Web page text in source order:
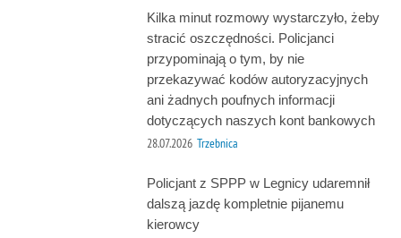
Kilka minut rozmowy wystarczyło, żeby
stracić oszczędności. Policjanci
przypominają o tym, by nie
przekazywać kodów autoryzacyjnych
ani żadnych poufnych informacji
dotyczących naszych kont bankowych
28.07.2026 Trzebnica
Policjant z SPPP w Legnicy udaremnił
dalszą jazdę kompletnie pijanemu
kierowcy